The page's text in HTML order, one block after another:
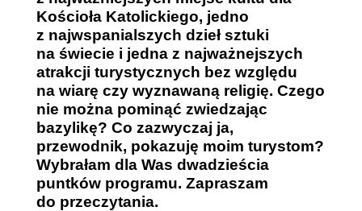
Kościoła Katolickiego, jedno
z najwspanialszych dzieł sztuki
na świecie i jedna z najważnejszych
atrakcji turystycznych bez względu
na wiarę czy wyznawaną religię. Czego
nie można pominąć zwiedzając
bazylikę? Co zazwyczaj ja,
przewodnik, pokazuję moim turystom?
Wybrałam dla Was dwadzieścia
puntków programu. Zapraszam
do przeczytania.